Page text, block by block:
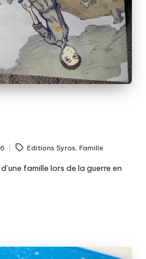
Editions Syros,Famille
famille lors de la guerre en